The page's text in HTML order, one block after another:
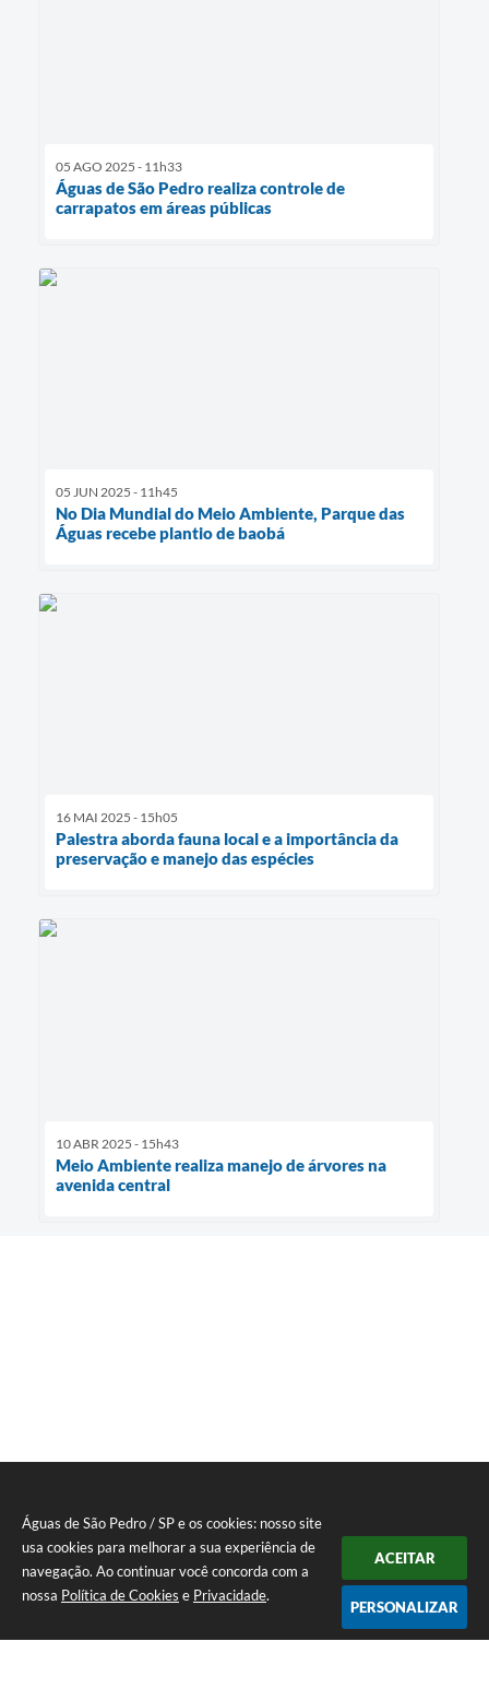
Águas de São Pedro / SP e os cookies: nosso site
usa cookies para melhorar a sua experiência de
navegação. Ao continuar você concorda com a
nossa Política de Cookies e Privacidade.
ACEITAR
PERSONALIZAR
05 AGO 2025 - 11h33
Águas de São Pedro realiza controle de
carrapatos em áreas públicas
05 JUN 2025 - 11h45
No Dia Mundial do Meio Ambiente, Parque das
Águas recebe plantio de baobá
16 MAI 2025 - 15h05
Palestra aborda fauna local e a importância da
preservação e manejo das espécies
10 ABR 2025 - 15h43
Meio Ambiente realiza manejo de árvores na
avenida central